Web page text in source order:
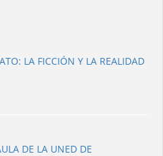
LA FICCIÓN Y LA REALIDAD
DE LA UNED DE